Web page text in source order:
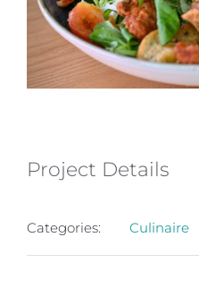
Project Details
Categories: Culinaire